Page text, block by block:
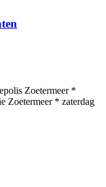
Zoetermeer *
Zoetermeer * zaterdag